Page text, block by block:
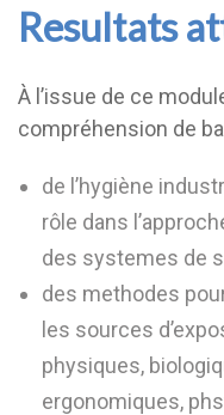
Resultats
À l’issue de ce
compréhension de
de l’hygiène
rôle dans
des systemes de
des methodes pour
les sources
physiques,
ergonomiques,